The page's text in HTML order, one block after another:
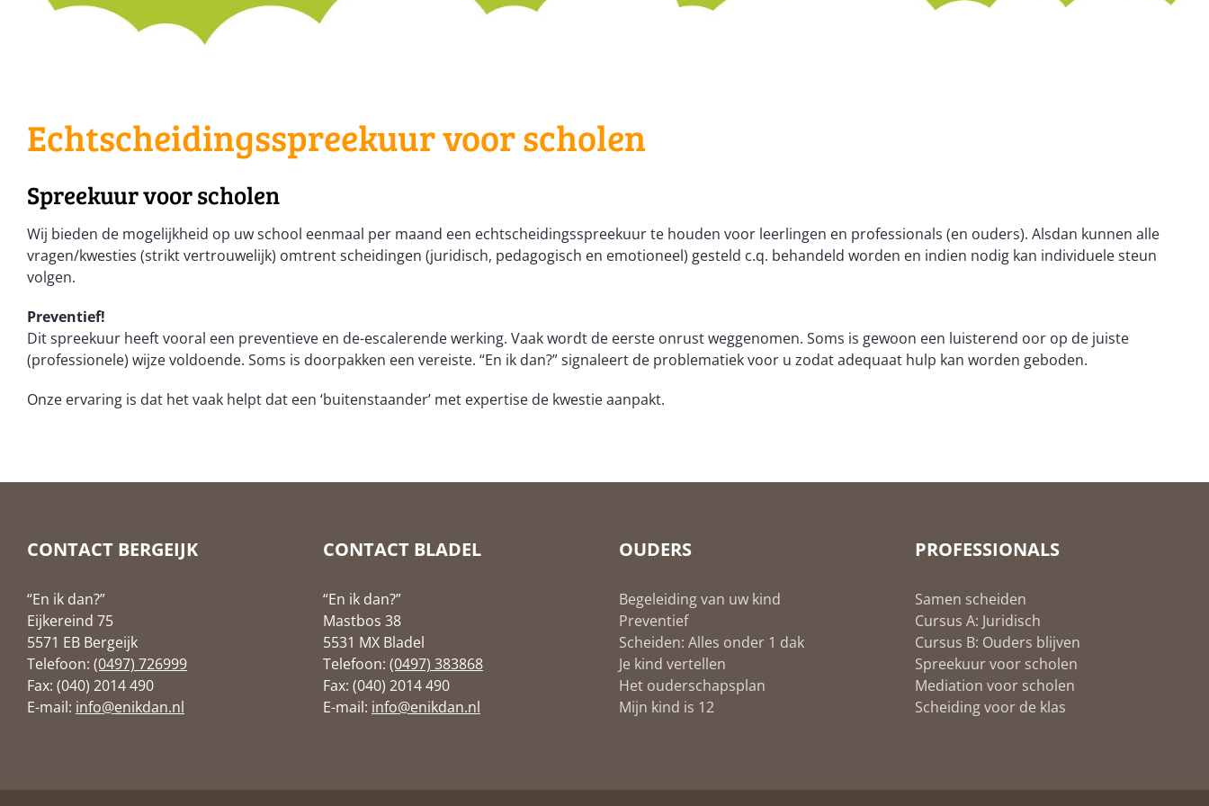
Echtscheidingsspreekuur voor scholen
Spreekuur voor scholen
Wij bieden de mogelijkheid op uw school eenmaal per maand een echtscheidingsspreekuur te houden voor leerlingen en professionals (en ouders). Alsdan kunnen alle
vragen/kwesties (strikt vertrouwelijk) omtrent scheidingen (juridisch, pedagogisch en emotioneel) gesteld c.q. behandeld worden en indien nodig kan individuele steun
volgen.
Preventief!
Dit spreekuur heeft vooral een preventieve en de-escalerende werking. Vaak wordt de eerste onrust weggenomen. Soms is gewoon een luisterend oor op de juiste
(professionele) wijze voldoende. Soms is doorpakken een vereiste. “En ik dan?” signaleert de problematiek voor u zodat adequaat hulp kan worden geboden.
Onze ervaring is dat het vaak helpt dat een ‘buitenstaander’ met expertise de kwestie aanpakt.
CONTACT BERGEIJK
“En ik dan?”
Eijkereind 75
5571 EB Bergeijk
Telefoon: (0497) 726999
Fax: (040) 2014 490
E-mail: info@enikdan.nl
CONTACT BLADEL
“En ik dan?”
Mastbos 38
5531 MX Bladel
Telefoon: (0497) 383868
Fax: (040) 2014 490
E-mail: info@enikdan.nl
OUDERS
Begeleiding van uw kind
Preventief
Scheiden: Alles onder 1 dak
Je kind vertellen
Het ouderschapsplan
Mijn kind is 12
PROFESSIONALS
Samen scheiden
Cursus A: Juridisch
Cursus B: Ouders blijven
Spreekuur voor scholen
Mediation voor scholen
Scheiding voor de klas